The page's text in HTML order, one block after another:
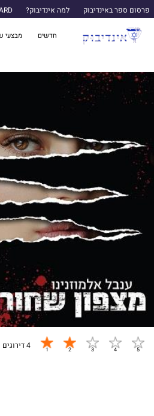
פרסום ספר באינדיבוק למה אינדיבוק?
חדשים מבצעי
4 דירוגים